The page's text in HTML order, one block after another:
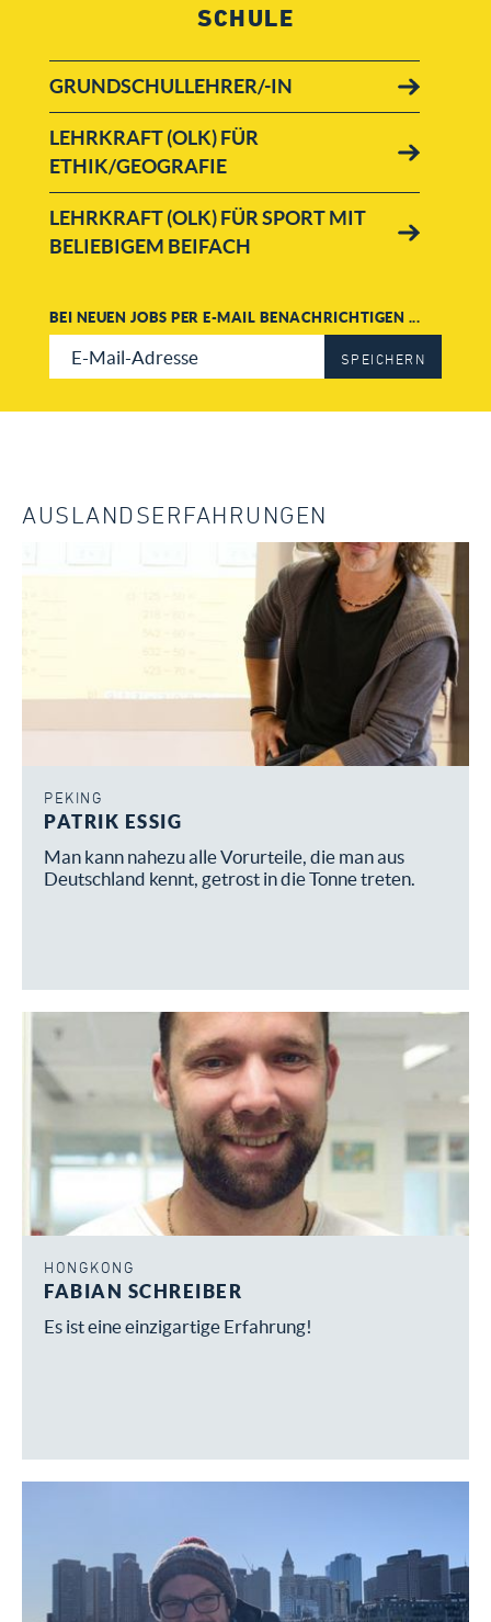
SCHULE
GRUNDSCHULLEHRER/-IN
LEHRKRAFT (OLK) FÜR
ETHIK/GEOGRAFIE
LEHRKRAFT (OLK) FÜR SPORT MIT
BELIEBIGEM BEIFACH
und DaF
LEHRKRAFT (OLK) FÜR ENGLISCH
und/oder GESCHICHTE
LEHRKRAFT (OLK) FÜR MUSIK
und/oder KUNST
LEHRKRAFT (OLK) FÜR MATHE
BEI NEUEN JOBS PER E-MAIL BENACHRICHTIGEN ...
SPEICHERN
AUSLANDSERFAHRUNGEN
PEKING
PATRIK ESSIG
Man kann nahezu alle Vorurteile, die man aus
Deutschland kennt, getrost in die Tonne treten.
HONGKONG
FABIAN SCHREIBER
Es ist eine einzigartige Erfahrung!